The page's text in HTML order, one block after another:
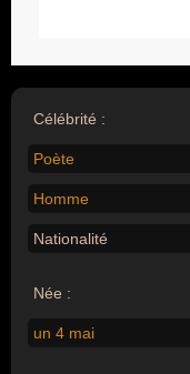
Célébrité :
Poète
Homme
Nationalité
Née :
un 4 mai